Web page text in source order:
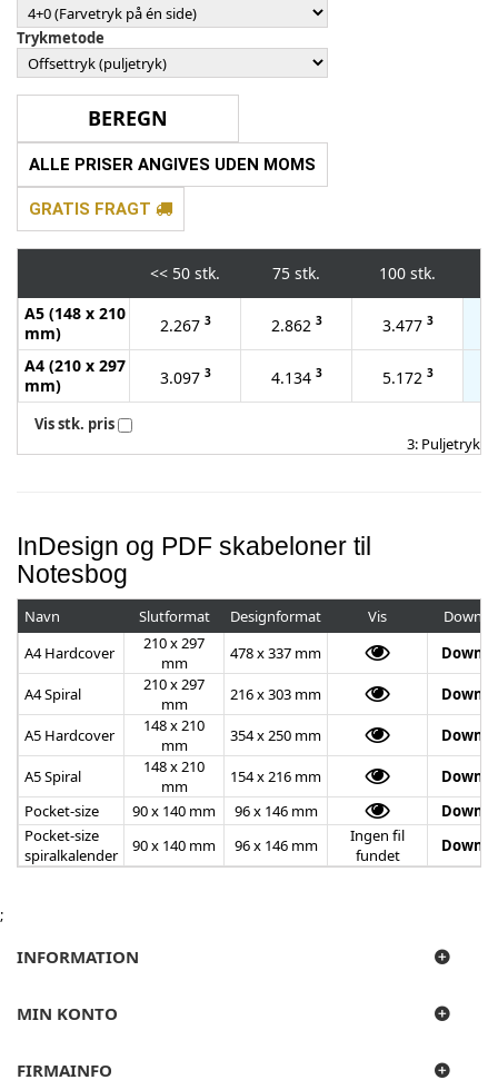
Trykmetode
ALLE PRISER ANGIVES UDEN MOMS
GRATIS FRAGT
<< 50 stk. 75 stk. 100 stk.
A5 (148 x 210
mm)
2.267 3 2.862 3 3.477 3
A4 (210 x 297
mm)
3.097 3 4.134 3 5.172 3
Vis stk. pris
3: Puljetryk
InDesign og PDF skabeloner til
Notesbog
Navn Slutformat Designformat Vis
A4 Hardcover
210 x 297
mm
478 x 337 mm
A4 Spiral
210 x 297
mm
216 x 303 mm
A5 Hardcover
148 x 210
mm
354 x 250 mm
A5 Spiral
148 x 210
mm
154 x 216 mm
Pocket-size
90 x 140 mm 96 x 146 mm
Pocket-size
spiralkalender
90 x 140 mm 96 x 146 mm
Ingen fil
fundet
;
INFORMATION
MIN KONTO
FIRMAINFO